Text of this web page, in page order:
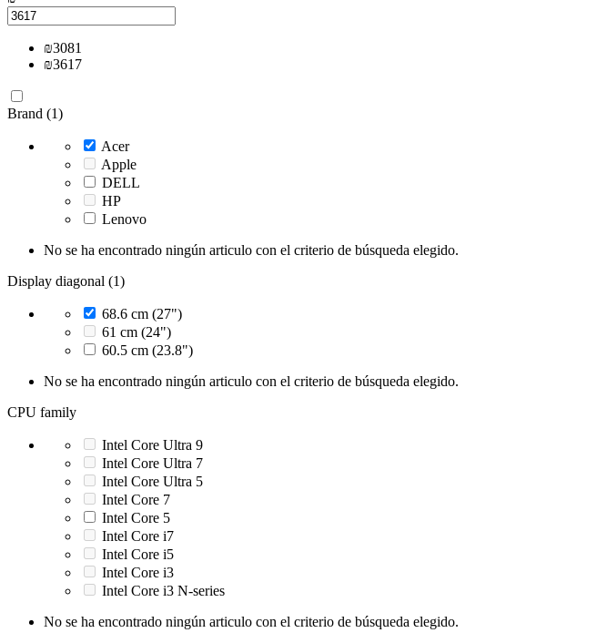
₪3081
₪3617
Brand (1)
Acer
Apple
DELL
HP
Lenovo
No se ha encontrado ningún articulo con el criterio de búsqueda elegido.
Display diagonal (1)
68.6 cm (27")
61 cm (24")
60.5 cm (23.8")
No se ha encontrado ningún articulo con el criterio de búsqueda elegido.
CPU family
Intel Core Ultra 9
Intel Core Ultra 7
Intel Core Ultra 5
Intel Core 7
Intel Core 5
Intel Core i7
Intel Core i5
Intel Core i3
Intel Core i3 N-series
No se ha encontrado ningún articulo con el criterio de búsqueda elegido.